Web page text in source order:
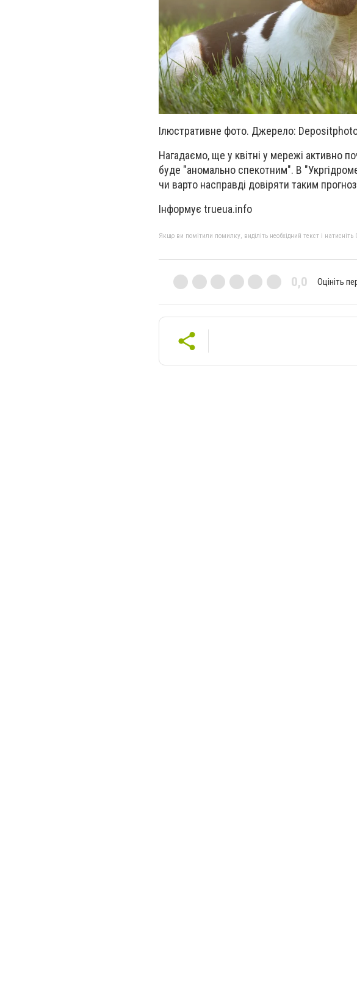
Ілюстративне фото. Джерело:
Нагадаємо, ще у квітні у мережі активно
буде "аномально спекотним". В
чи варто насправді довіряти таким
Інформує trueua.info
Якщо ви помітили помилку, виділіть необхідний текст і
0,0 Оцініть